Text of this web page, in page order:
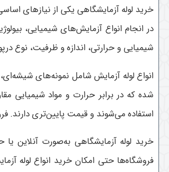
خرید لوله آزمایشگاهی یکی از نیازهای
در انجام انواع آزمایش‌های شیمیایی،
شیمیایی و حرارتی، اندازه و ظرفیت، نوع
انواع لوله آزمایش شامل نمونه‌های
شده که در برابر حرارت و مواد
استفاده می‌شوند و قیمت پایین‌تری دارند.
خرید لوله آزمایشگاهی به‌صورت آنلاین
فروشگاه‌ها حتی امکان خرید انواع لوله